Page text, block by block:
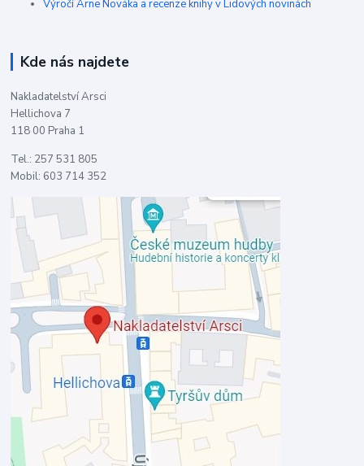
Výročí Arne Nováka a recenze knihy v Lidových novinách
Kde nás najdete
Nakladatelství Arsci
Hellichova 7
118 00 Praha 1
Tel.: 257 531 805
Mobil: 603 714 352